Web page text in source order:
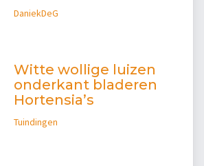
DaniekDeG
Witte wollige luizen
onderkant bladeren
Hortensia’s
Tuindingen